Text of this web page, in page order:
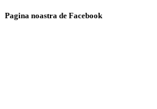
Pagina noastra de Facebook